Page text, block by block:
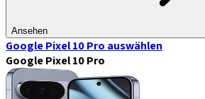
Ansehen
Google Pixel 10 Pro auswählen
Google Pixel 10 Pro